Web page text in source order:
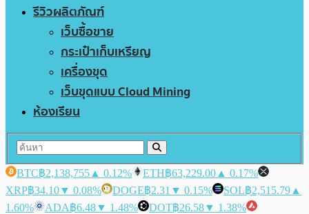
รีวิวผลิตภัณฑ์
เว็บซื้อขาย
กระเป๋าเก็บเหรียญ
เครื่องขุด
เว็บขุดแบบ Cloud Mining
ห้องเรียน
BTC฿2,138,755 ▲ 0.12% ETH฿63,229.00 ▲ 0.17%
XRP฿34.10▼ 0.08% DOGE฿2.31 ▼ 0.15% SOL฿2,515.79 ▲
1.60%
ADA฿6.48▼ 1.48% DOT฿26.58▼ 1.38%